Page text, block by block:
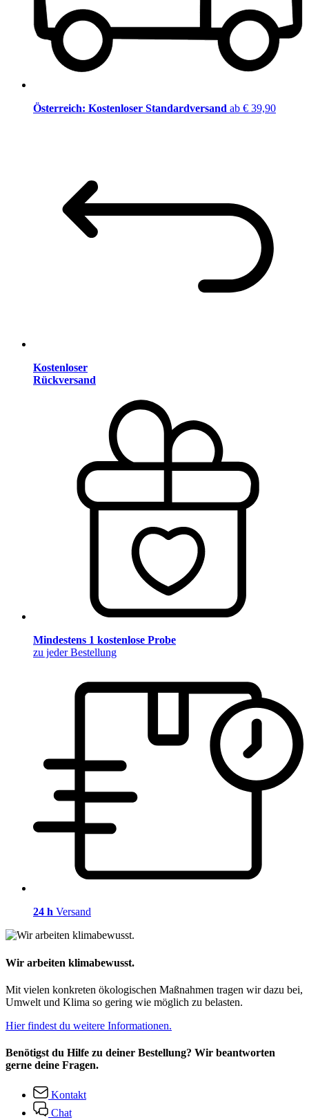
Österreich: Kostenloser Standardversand ab € 39,90
Kostenloser
Rückversand
Mindestens 1 kostenlose Probe
zu jeder Bestellung
24 h Versand
Wir arbeiten klimabewusst.
Mit vielen konkreten ökologischen Maßnahmen tragen wir dazu bei,
Umwelt und Klima so gering wie möglich zu belasten.
Hier findest du weitere Informationen.
Benötigst du Hilfe zu deiner Bestellung? Wir beantworten
gerne deine Fragen.
Kontakt
Chat